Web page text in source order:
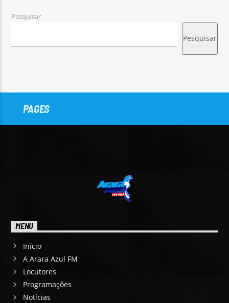
Pesquisar
Pesquisar
PAGES
MENU
Início
A Arara Azul FM
Locutores
Programações
Notícias